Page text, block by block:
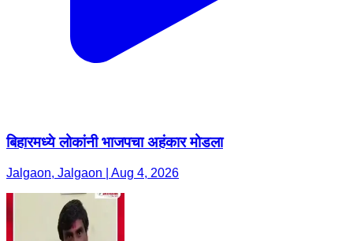
बिहारमध्ये लोकांनी भाजपचा अहंकार मोडला
Jalgaon, Jalgaon | Aug 4, 2026